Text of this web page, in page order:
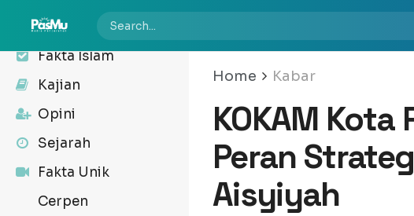
Kabar
Fakta Islam
Kajian
Opini
Sejarah
Fakta Unik
Cerpen
Home Kabar
KOKAM
Peran
Aisyiyah